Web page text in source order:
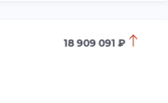
18 909 091 ₽